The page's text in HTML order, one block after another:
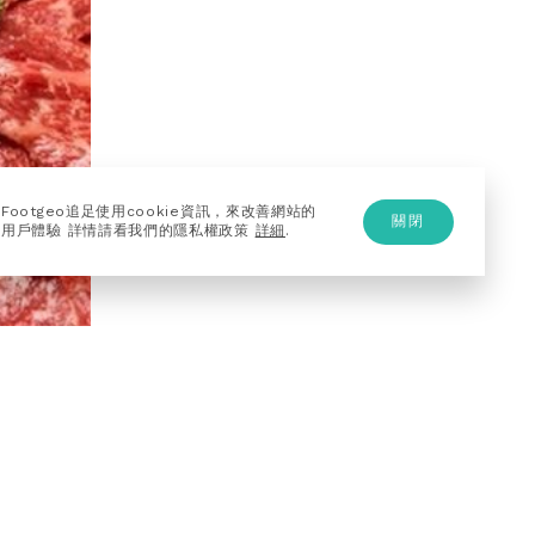
Footgeo追足使用cookie資訊，來改善網站的
用戶體驗 詳情請看我們的隱私權政策 詳細 .
關閉